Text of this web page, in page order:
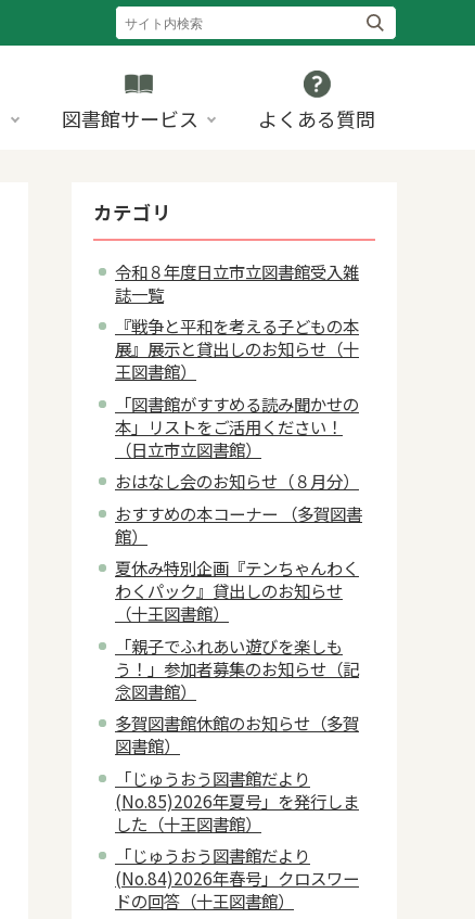
図書館サービス よくある質問
カテゴリ
令和８年度日立市立図書館受入雑
誌一覧
『戦争と平和を考える子どもの本
展』展示と貸出しのお知らせ（十
王図書館）
「図書館がすすめる読み聞かせの
本」リストをご活用ください！
（日立市立図書館）
おはなし会のお知らせ（８月分）
おすすめの本コーナー （多賀図書
館）
夏休み特別企画『テンちゃんわく
わくパック』貸出しのお知らせ
（十王図書館）
「親子でふれあい遊びを楽しも
う！」参加者募集のお知らせ（記
念図書館）
多賀図書館休館のお知らせ（多賀
図書館）
「じゅうおう図書館だより
(No.85)2026年夏号」を発行しま
した（十王図書館）
「じゅうおう図書館だより
(No.84)2026年春号」クロスワー
ドの回答（十王図書館）